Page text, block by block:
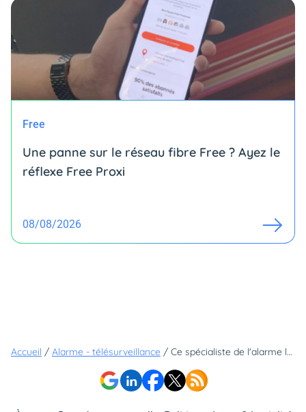
Free
Une panne sur le réseau fibre Free ? Ayez le
réflexe Free Proxi
08/08/2026
Accueil / Alarme - télésurveillance / Ce spécialiste de l'alarme lance une remise de 50% sur ses packs de protection